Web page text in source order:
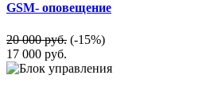
GSM- оповещение
20 000 руб. (-15%)
17 000 руб.